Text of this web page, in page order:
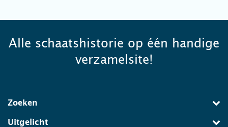
Alle schaatshistorie op één handige
verzamelsite!
Zoeken
Uitgelicht